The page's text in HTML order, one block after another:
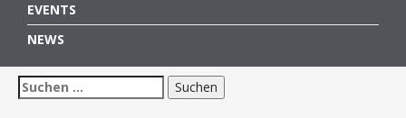
EVENTS
NEWS
Suchen
nach: